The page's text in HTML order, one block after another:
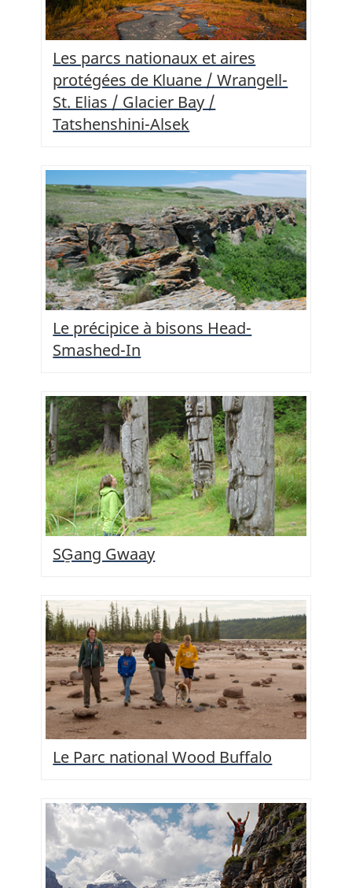
Les parcs nationaux et aires
protégées de Kluane / Wrangell-
St. Elias / Glacier Bay /
Tatshenshini-Alsek
Le précipice à bisons Head-
Smashed-In
SG̱ang Gwaay
Le Parc national Wood Buffalo